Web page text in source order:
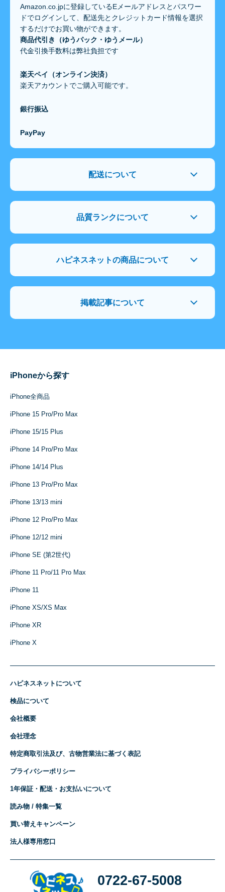
Amazon.co.jpに登録しているEメールアドレスとパスワー
ドでログインして、配送先とクレジットカード情報を選択
するだけでお買い物ができます。
商品代引き（ゆうパック・ゆうメール）
代金引換手数料は弊社負担です
楽天ペイ（オンライン決済）
楽天アカウントでご購入可能です。
銀行振込
PayPay
配送について
品質ランクについて
ハピネスネットの商品について
掲載記事について
iPhoneから探す
iPhone全商品
iPhone 15 Pro/Pro Max
iPhone 15/15 Plus
iPhone 14 Pro/Pro Max
iPhone 14/14 Plus
iPhone 13 Pro/Pro Max
iPhone 13/13 mini
iPhone 12 Pro/Pro Max
iPhone 12/12 mini
iPhone SE (第2世代)
iPhone 11 Pro/11 Pro Max
iPhone 11
iPhone XS/XS Max
iPhone XR
iPhone X
ハピネスネットについて
検品について
会社概要
会社理念
特定商取引法及び、古物営業法に基づく表記
プライバシーポリシー
1年保証・配送・お支払いについて
読み物 / 特集一覧
買い替えキャンペーン
法人様専用窓口
0722-67-5008